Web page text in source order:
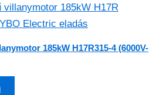
185kW H17R315-4 (6000V-